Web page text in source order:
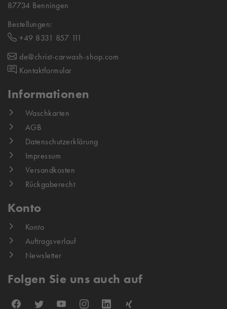
87734 Benningen
Bestellungen:
+49 8331 857 111
de@christ-carwash-shop.com
Kontaktformular
Informationen
Waschkarten
AGB
Datenschutzerklärung
Impressum
Versandkosten
Rückgaberecht
Konto
Konto
Auftragsverlauf
Newsletter
Folgen Sie uns auch auf